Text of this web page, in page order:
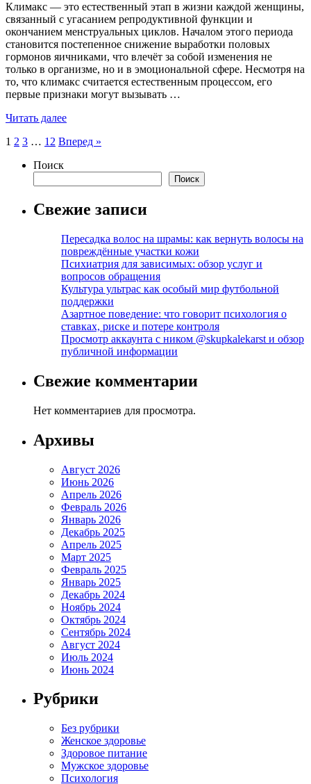
Климакс — это естественный этап в жизни каждой женщины,
связанный с угасанием репродуктивной функции и
окончанием менструальных циклов. Началом этого периода
становится постепенное снижение выработки половых
гормонов яичниками, что влечёт за собой изменения не
только в организме, но и в эмоциональной сфере. Несмотря на
то, что климакс считается естественным процессом, его
первые признаки могут вызывать …
Читать далее
Пагинация
записей
1 2 3 … 12 Вперед »
Поиск
Поиск
Свежие записи
Пересадка волос на шрамы: как вернуть волосы на
повреждённые участки кожи
Психиатрия для зависимых: обзор услуг и
вопросов обращения
Культура ультрас как особый мир футбольной
поддержки
Азартное поведение: что говорит психология о
ставках, риске и потере контроля
Просмотр аккаунта с ником @skupkalekarst и обзор
публичной информации
Свежие комментарии
Нет комментариев для просмотра.
Архивы
Август 2026
Июнь 2026
Апрель 2026
Февраль 2026
Январь 2026
Декабрь 2025
Апрель 2025
Март 2025
Февраль 2025
Январь 2025
Декабрь 2024
Ноябрь 2024
Октябрь 2024
Сентябрь 2024
Август 2024
Июль 2024
Июнь 2024
Рубрики
Без рубрики
Женское здоровье
Здоровое питание
Мужское здоровье
Психология